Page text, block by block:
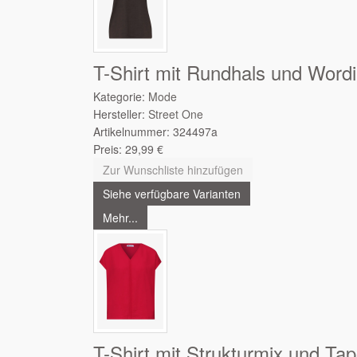
T-Shirt mit Rundhals und
Kategorie: Mode
Hersteller: Street One
Artikelnummer: 324497a
Preis: 29,99 €
Zur Wunschliste hinzufügen
Siehe verfügbare Varianten
Mehr...